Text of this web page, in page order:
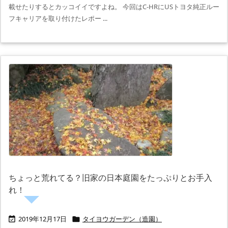
載せたりするとカッコイイですよね。 今回はC-HRにUSトヨタ純正ルー
フキャリアを取り付けたレポー ...
ちょっと荒れてる？旧家の日本庭園をたっぷりとお手入
れ！
 2019年12月17日  タイヨウガーデン（造園）